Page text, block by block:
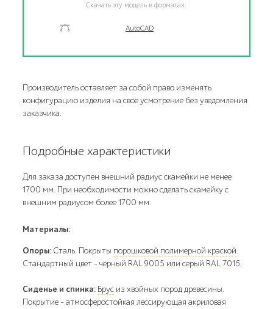
Скачать эту модель в форматах:
AutoCAD
Производитель оставляет за собой право изменять
конфигурацию изделия на своё усмотрение без уведомления
заказчика.
Подробные характеристики
Для заказа доступен внешний радиус скамейки не менее
1700 мм. При необходимости можно сделать скамейку с
внешним радиусом более 1700 мм.
Материалы:
Опоры: Сталь. Покрыты порошковой полимерной краской.
Стандартный цвет – чёрный RAL 9005 или серый RAL 7016.
Сиденье и спинка: Брус из хвойных пород древесины.
Покрытие - атмосферостойкая лессирующая акриловая